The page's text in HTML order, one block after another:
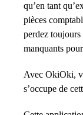
qu’en tant
pièces
perdez toujours
manquants
Avec OkiOki,
s’occupe de